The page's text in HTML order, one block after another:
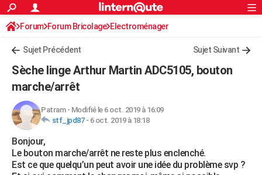
ACTUALITÉS
Politique
Société
Faits Divers
Education
Monde
Villes
+
Programme TV
Streaming
Sorties cinéma
FINANCE
Retraite
Impôts
Epargne
Immobilier
Risques naturels par ville
Banque
Assurance
Crédit
AUTO
Essais
Réserver un essai
Citadines
Berlines
SUV
Forum auto
HIGH-TECH
Mobiles
Meilleur smartphone
Internet
Ordinateurs
Jeux vidéo
Guide high-tech
BRICOLAGE
S'inscrire
Connexion
Forum Forum Bricolage Electroménager
Sujet Précédent Sujet Suivant
Sèche linge Arthur Martin ADC5105, bouton
marche/arrêt
Patram- Modifié le 6 oct. 2019 à 16:09
stf_jpd87- 6 oct. 2019 à 18:18
Bonjour,
Le bouton marche/arrêt ne reste plus enclenché.
Est ce que quelqu’un peut avoir une idée du problème svp ?